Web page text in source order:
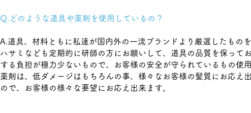
Q .どのような道具や薬剤を使用しているの？
A.道具、材料ともに私達が国内外の一流ブランドより厳選したもの
ハサミなども定期的に研師の方にお願いして、道具の品質を保って
する負担が極力少ないもので、お客様の安全が守られているもの使
薬剤は、低ダメージはもちろんの事、様々なお客様の髪質にお応え
ので、お客様の様々な要望にお応え出来ます。